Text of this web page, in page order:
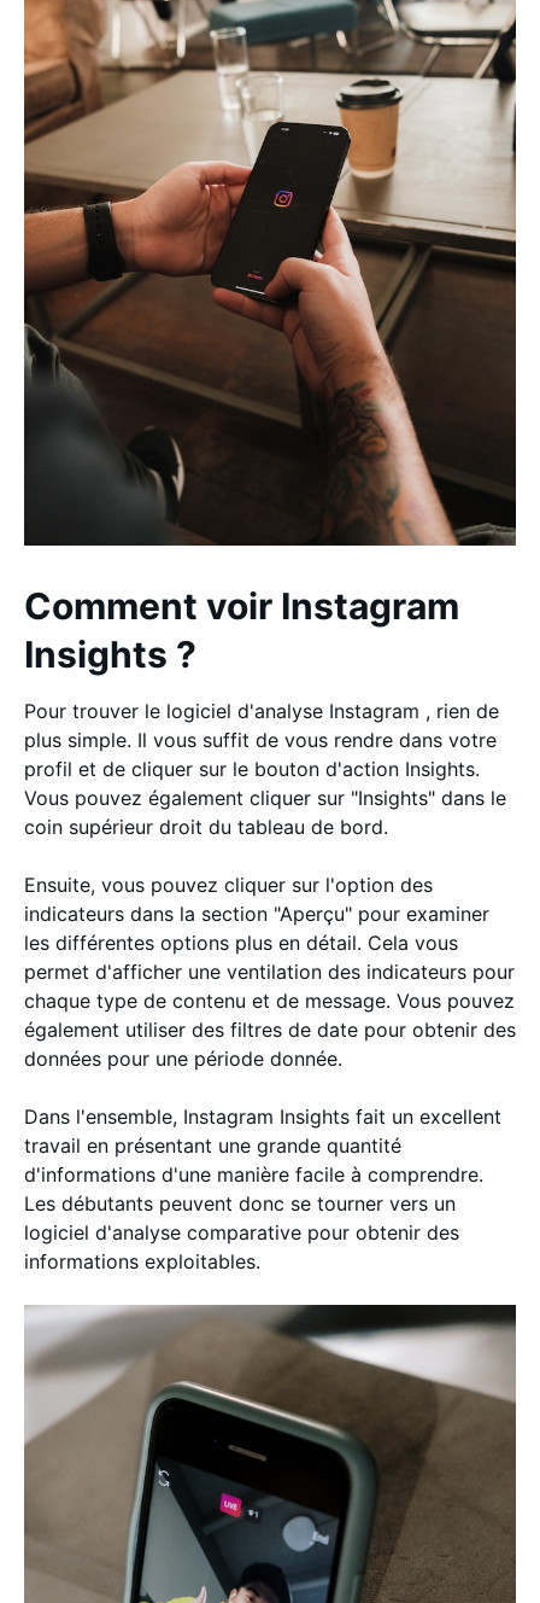
Comment voir Instagram
Insights ?
Pour trouver le logiciel d'analyse Instagram , rien de
plus simple. Il vous suffit de vous rendre dans votre
profil et de cliquer sur le bouton d'action Insights.
Vous pouvez également cliquer sur "Insights" dans le
coin supérieur droit du tableau de bord.
Ensuite, vous pouvez cliquer sur l'option des
indicateurs dans la section "Aperçu" pour examiner
les différentes options plus en détail. Cela vous
permet d'afficher une ventilation des indicateurs pour
chaque type de contenu et de message. Vous pouvez
également utiliser des filtres de date pour obtenir des
données pour une période donnée.
Dans l'ensemble, Instagram Insights fait un excellent
travail en présentant une grande quantité
d'informations d'une manière facile à comprendre.
Les débutants peuvent donc se tourner vers un
logiciel d'analyse comparative pour obtenir des
informations exploitables.